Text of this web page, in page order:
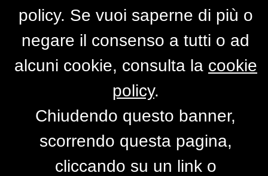
Occhi
di ilonka
policy. Se vuoi saperne di più o
negare il consenso a tutti o ad
alcuni cookie, consulta la cookie
policy.
Chiudendo questo banner,
scorrendo questa pagina,
cliccando su un link o